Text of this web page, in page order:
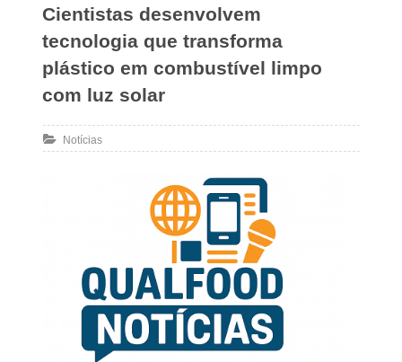
Cientistas desenvolvem
tecnologia que transforma
plástico em combustível limpo
com luz solar
Notícias